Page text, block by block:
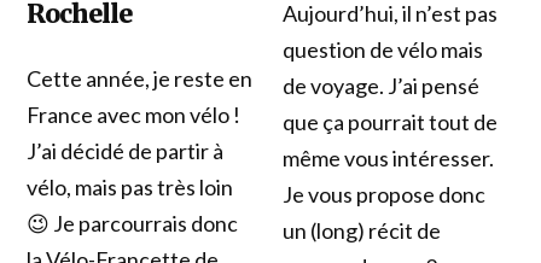
Rochelle
Cette année, je reste en
France avec mon vélo !
J’ai décidé de partir à
vélo, mais pas très loin
😉 Je parcourrais donc
Aujourd’hui, il n’est pas
question de vélo mais
de voyage. J’ai pensé
que ça pourrait tout de
même vous intéresser.
Je vous propose donc
un (long) récit de